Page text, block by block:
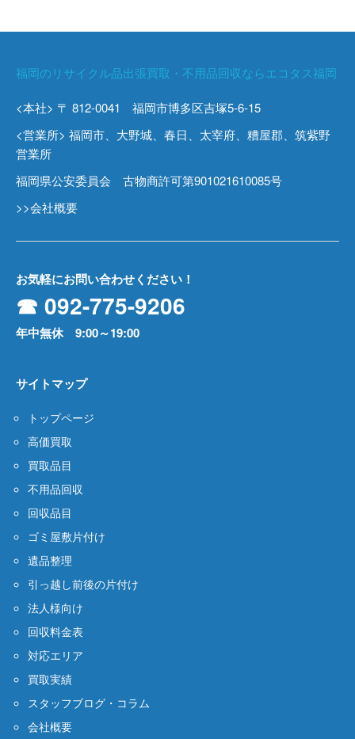
福岡のリサイクル品出張買取・不用品回収ならエコタス福岡
<本社> 〒 812-0041 福岡市博多区吉塚5-6-15
<営業所> 福岡市、大野城、春日、太宰府、糟屋郡、筑紫野
営業所
福岡県公安委員会 古物商許可第901021610085号
>>会社概要
お気軽にお問い合わせください！
☎ 092-775-9206
年中無休 9:00～19:00
サイトマップ
トップページ
高価買取
買取品目
不用品回収
回収品目
ゴミ屋敷片付け
遺品整理
引っ越し前後の片付け
法人様向け
回収料金表
対応エリア
買取実績
スタッフブログ・コラム
会社概要